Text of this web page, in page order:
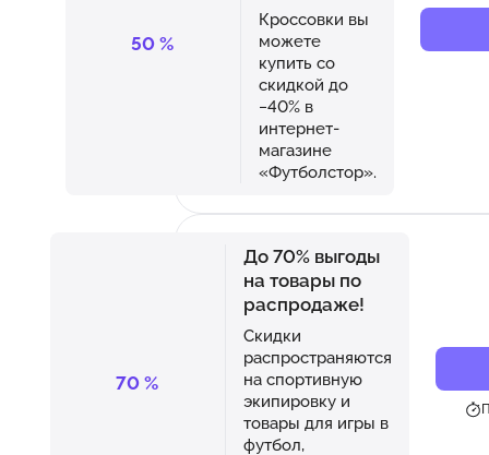
50 %
Кроссовки вы
можете
купить со
скидкой до
−40% в
интернет-
магазине
«Футболстор».
70 %
До 70% выгоды
на товары по
распродаже!
Скидки
распространяются
на спортивную
экипировку и
товары для игры в
футбол,